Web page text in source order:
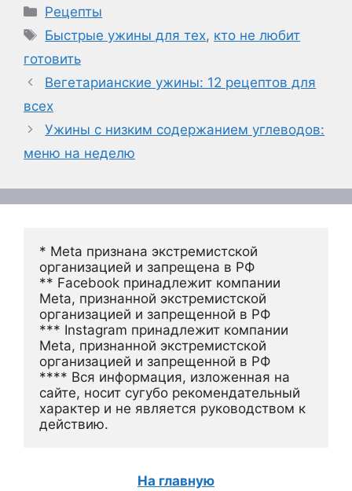
Рубрики
Рецепты
Метки
Быстрые ужины для тех, кто не любит
готовить
Вегетарианские ужины: 12 рецептов для
всех
Ужины с низким содержанием углеводов:
меню на неделю
* Meta признана экстремистской
организацией и запрещена в РФ
** Facebook принадлежит компании
Meta, признанной экстремистской
организацией и запрещенной в РФ
*** Instagram принадлежит компании
Meta, признанной экстремистской
организацией и запрещенной в РФ
**** Вся информация, изложенная на
сайте, носит сугубо рекомендательный
характер и не является руководством к
действию.
На главную